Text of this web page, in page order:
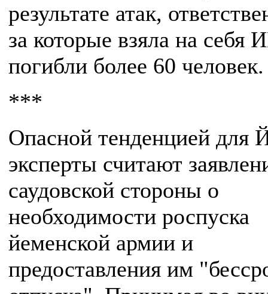
результате атак,
за которые взяла на себя
погибли более 60 человек.
***
Опасной тенденцией для
эксперты считают
саудовской стороны о
необходимости роспуска
йеменской армии и
предоставления им